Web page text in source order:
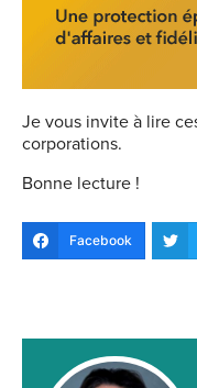
Je vous invite à lire
corporations.
Bonne lecture !
Facebook